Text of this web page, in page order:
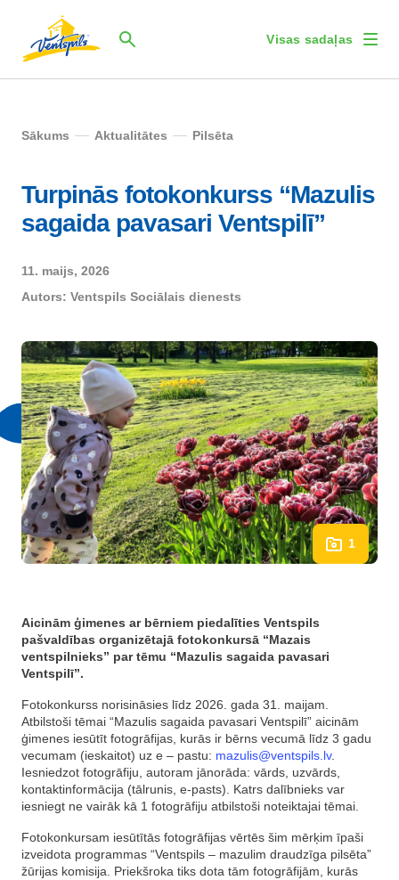
Visas sadaļas
Sākums Aktualitātes Pilsēta
Turpinās fotokonkurss “Mazulis
sagaida pavasari Ventspilī”
11. maijs, 2026
Autors: Ventspils Sociālais dienests
1
Aicinām ģimenes ar bērniem piedalīties Ventspils
pašvaldības organizētajā fotokonkursā “Mazais
ventspilnieks” par tēmu “Mazulis sagaida pavasari
Ventspilī”.
Fotokonkurss norisināsies līdz 2026. gada 31. maijam.
Atbilstoši tēmai “Mazulis sagaida pavasari Ventspilī” aicinām
ģimenes iesūtīt fotogrāfijas, kurās ir bērns vecumā līdz 3 gadu
vecumam (ieskaitot) uz e – pastu: mazulis@ventspils.lv.
Iesniedzot fotogrāfiju, autoram jānorāda: vārds, uzvārds,
kontaktinformācija (tālrunis, e‑pasts). Katrs dalībnieks var
iesniegt ne vairāk kā 1 fotogrāfiju atbilstoši noteiktajai tēmai.
Fotokonkursam iesūtītās fotogrāfijas vērtēs šim mērķim īpaši
izveidota programmas “Ventspils – mazulim draudzīga pilsēta”
žūrijas komisija. Priekšroka tiks dota tām fotogrāfijām, kurās